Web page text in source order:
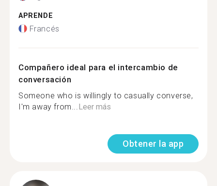
APRENDE
Francés
Compañero ideal para el intercambio de
conversación
Someone who is willingly to casually converse,
I'm away from... Leer más
Obtener la app